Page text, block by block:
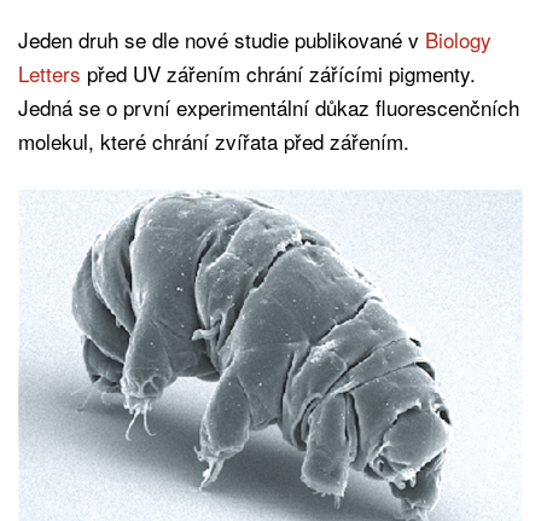
Jeden druh se dle nové studie publikované v Biology
Letters před UV zářením chrání zářícími pigmenty.
Jedná se o první experimentální důkaz fluorescenčních
molekul, které chrání zvířata před zářením.